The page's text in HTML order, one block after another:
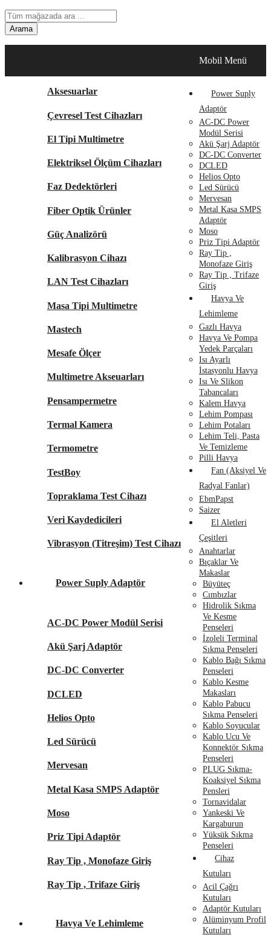
Arama
Aksesuarlar
Çevresel Test Cihazları
El Tipi Multimetre
Elektriksel Ölçüm Cihazları
Faz Dedektörleri
Fiber Optik Ürünler
Güç Analizörü
Kalibrasyon Cihazı
LAN Test Cihazları
Masa Tipi Multimetre
Mastech
Mesafe Ölçer
Multimetre Akseuarları
Pensampermetre
Termal Kamera
Termometre
TestBoy
Topraklama Test Cihazı
Veri Kaydedicileri
Vibrasyon (Titreşim) Test Cihazı
Power Suply Adaptör
AC-DC Power Modül Serisi
Akü Şarj Adaptör
DC-DC Converter
DCLED
Helios Opto
Led Sürücü
Mervesan
Metal Kasa SMPS Adaptör
Moso
Priz Tipi Adaptör
Ray Tip , Monofaze Giriş
Ray Tip , Trifaze Giriş
Havya Ve Lehimleme
Mobil Menü
Power Suply
Adaptör
AC-DC Power
Modül Serisi
Akü Şarj Adaptör
DC-DC Converter
DCLED
Helios Opto
Led Sürücü
Mervesan
Metal Kasa SMPS
Adaptör
Moso
Priz Tipi Adaptör
Ray Tip ,
Monofaze Giriş
Ray Tip , Trifaze
Giriş
Havya Ve
Lehimleme
Gazlı Havya
Havya Ve Pompa
Yedek Parçaları
Isı Ayarlı
İstasyonlu Havya
Isı Ve Slikon
Tabancaları
Kalem Havya
Lehim Pompası
Lehim Potaları
Lehim Teli, Pasta
Ve Temizleme
Pilli Havya
Fan (Aksiyel Ve
Radyal Fanlar)
EbmPapst
Saizer
El Aletleri
Çeşitleri
Anahtarlar
Bıçaklar Ve
Makaslar
Büyüteç
Cımbızlar
Hidrolik Sıkma
Ve Kesme
Penseleri
İzoleli Terminal
Sıkma Penseleri
Kablo Bağı Sıkma
Penseleri
Kablo Kesme
Makasları
Kablo Pabucu
Sıkma Penseleri
Kablo Soyucular
Kablo Ucu Ve
Konnektör Sıkma
Penseleri
PLUG Sıkma-
Koaksiyel Sıkma
Pensleri
Tornavidalar
Yankeski Ve
Kargaburun
Yüksük Sıkma
Penseleri
Cihaz
Kutuları
Acil Çağrı
Kutuları
Adaptör Kutuları
Alüminyum Profil
Kutuları